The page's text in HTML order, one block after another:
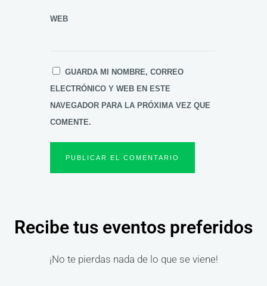
WEB
GUARDA MI NOMBRE, CORREO
ELECTRÓNICO Y WEB EN ESTE
NAVEGADOR PARA LA PRÓXIMA VEZ QUE
COMENTE.
Recibe tus eventos preferidos
¡No te pierdas nada de lo que se viene!